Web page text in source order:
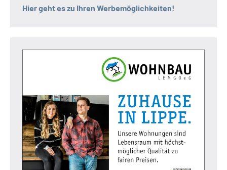
Hier geht es zu Ihren Werbemöglichkeiten!